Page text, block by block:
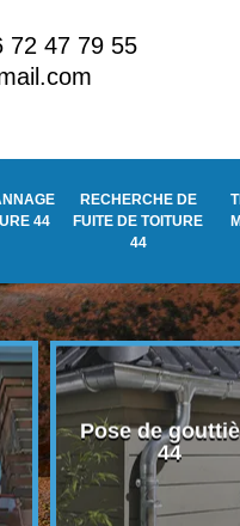
72 47 79 55
44
RECHERCHE DE
FUITE DE TOITURE
44
Pose de
44